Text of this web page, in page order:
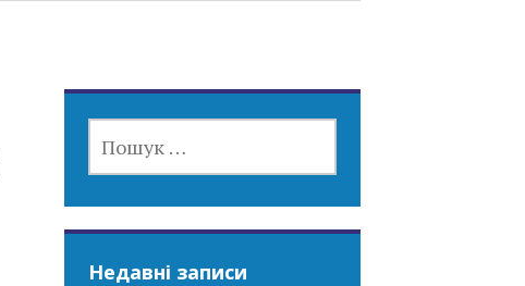
Недавні записи